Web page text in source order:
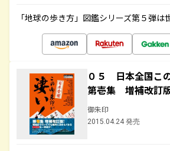
「地球の歩き方」図鑑シリーズ第５弾は
０５ 日本全国こ
第壱集 増補改訂
御朱印
2015.04.24 発売